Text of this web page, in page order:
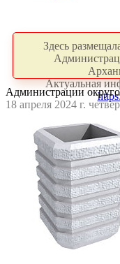
Здесь
Актуальная
Администрации
18 апреля 2024 г.